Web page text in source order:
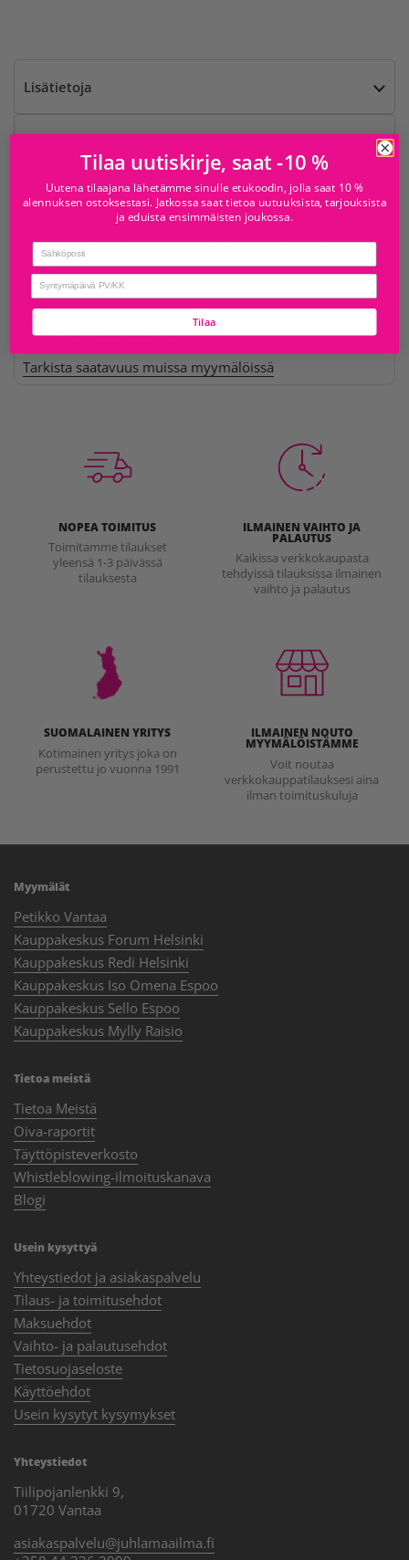
Lisätietoja
Saatavilla kohteesta
Juhlamaailma
Forum
Myymälän tiedot
Tavallisesti valmis 24 tunnissa
Juhlamaailma Redi
Myymälän tiedot
Tavallisesti valmis 24 tunnissa
Tarkista saatavuus muissa myymälöissä
NOPEA TOIMITUS
Toimitamme tilaukset
yleensä 1-3 päivässä
tilauksesta
ILMAINEN VAIHTO JA
PALAUTUS
Kaikissa verkkokaupasta
tehdyissä tilauksissa ilmainen
vaihto ja palautus
SUOMALAINEN YRITYS
Kotimainen yritys joka on
perustettu jo vuonna 1991
ILMAINEN NOUTO
MYYMÄLÖISTÄMME
Voit noutaa
verkkokauppatilauksesi aina
ilman toimituskuluja
Myymälät
Petikko Vantaa
Kauppakeskus Forum Helsinki
Kauppakeskus Redi Helsinki
Kauppakeskus Iso Omena Espoo
Kauppakeskus Sello Espoo
Kauppakeskus Mylly Raisio
Tietoa meistä
Tietoa Meistä
Oiva-raportit
Täyttöpisteverkosto
Whistleblowing-ilmoituskanava
Blogi
Usein kysyttyä
Yhteystiedot ja asiakaspalvelu
Tilaus- ja toimitusehdot
Maksuehdot
Vaihto- ja palautusehdot
Tietosuojaseloste
Käyttöehdot
Usein kysytyt kysymykset
Yhteystiedot
Tiilipojanlenkki 9,
01720 Vantaa
asiakaspalvelu@juhlamaailma.fi
Tilaa uutiskirje, saat -10 %
Uutena tilaajana lähetämme sinulle etukoodin, jolla saat 10 %
alennuksen ostoksestasi. Jatkossa saat tietoa uutuuksista, tarjouksista
ja eduista ensimmäisten joukossa.
Email
birthday
Tilaa